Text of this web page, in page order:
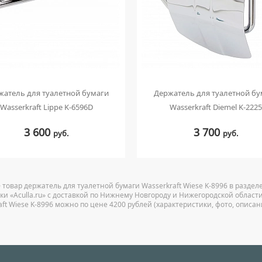
для туалетной бумаги
Wasserkraft Lippe K-6596D
3 600 руб.
Держатель для туалетной
Wasserkraft Diemel K-2225
3 700 руб.
держатель для туалетной бумаги Wasserkraft Wiese K-8996 в
«Aculla.ru» с доставкой по Нижнему Новгороду и Нижегородской
Wiese K-8996 можно по цене 4200 рублей (характеристики, фото,